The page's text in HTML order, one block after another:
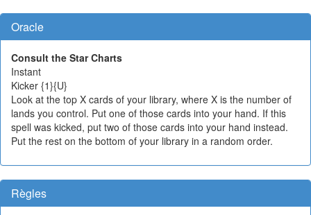
Oracle
Consult the Star Charts
Instant
Kicker {1}{U}
Look at the top X cards of your library, where X is the number of
lands you control. Put one of those cards into your hand. If this
spell was kicked, put two of those cards into your hand instead.
Put the rest on the bottom of your library in a random order.
Règles